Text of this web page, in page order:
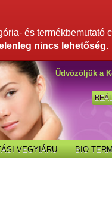
és termékbemutató
nincs lehetőség.
Üdvözöljük a
VEGYIÁRU BIO